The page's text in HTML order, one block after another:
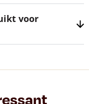
voor